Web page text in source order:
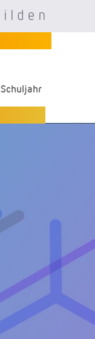
Schuljahr